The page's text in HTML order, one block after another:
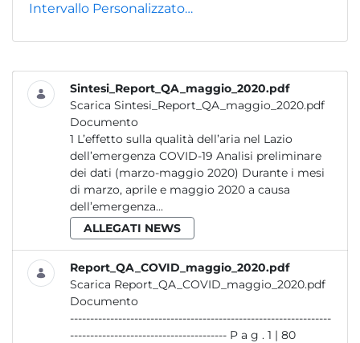
Intervallo Personalizzato…
Sintesi_Report_QA_maggio_2020.pdf
Scarica Sintesi_Report_QA_maggio_2020.pdf
Documento
1 L’effetto sulla qualità dell’aria nel Lazio
dell’emergenza COVID-19 Analisi preliminare
dei dati (marzo-maggio 2020) Durante i mesi
di marzo, aprile e maggio 2020 a causa
dell’emergenza...
ALLEGATI NEWS
Report_QA_COVID_maggio_2020.pdf
Scarica Report_QA_COVID_maggio_2020.pdf
Documento
-----------------------------------------------------------------
--------------------------------------- P a g . 1 | 80